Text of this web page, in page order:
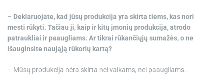
– Deklaruojate, kad jūsų produkcija yra skirta tiems, kas nori
mesti rūkyti. Tačiau ji, kaip ir kitų įmonių produkcija, atrodo
patraukliai ir paaugliams. Ar tikrai rūkančiųjų sumažės, o ne
išauginsite naująją rūkorių kartą?
– Mūsų produkcija nėra skirta nei vaikams, nei paaugliams.